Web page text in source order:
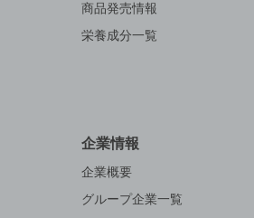
商品発売情報
栄養成分一覧
企業情報
企業概要
グループ企業一覧